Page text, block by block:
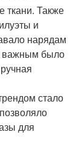
ткани. Также
и
нарядам
важным было
стало
для